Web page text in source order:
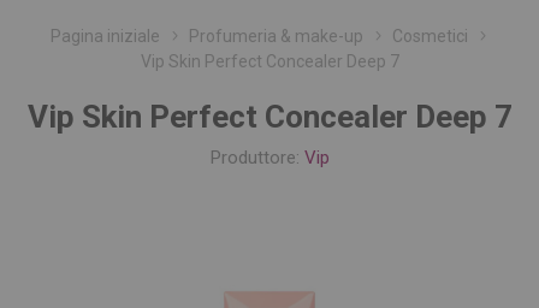
Pagina iniziale Profumeria & make-up
Cosmetici
Vip Skin Perfect Concealer Deep 7
Vip Skin Perfect Concealer Deep 7
Produttore: Vip